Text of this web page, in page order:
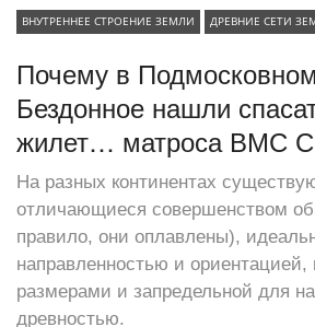
ВНУТРЕННЕЕ СТРОЕНИЕ ЗЕМЛИ ДРЕВНИЕ СЕТИ
Почему в
Бездонное нашли
жилет… матроса ВМС
На разных континентах
отличающиеся совершенством
правило, они оплавлены),
направленностью и ориентацией,
размерами и запредельной для
древностью.